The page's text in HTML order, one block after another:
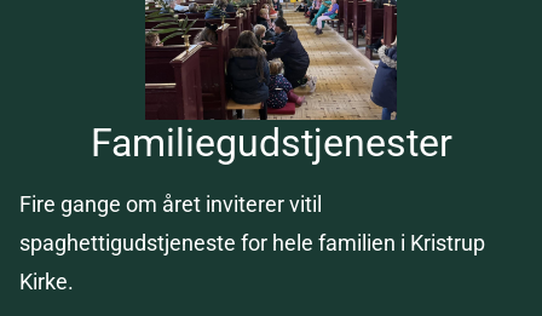
Familiegudstjenester
Fire gange om året inviterer vitil
spaghettigudstjeneste for hele familien i Kristrup
Kirke.